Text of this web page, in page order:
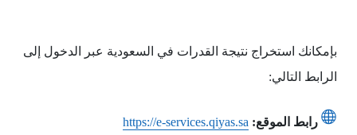
بإمكانك استخراج نتيجة القدرات في السعودية عبر الدخول إلى
الرابط التالي:
رابط الموقع: https://e-services.qiyas.sa